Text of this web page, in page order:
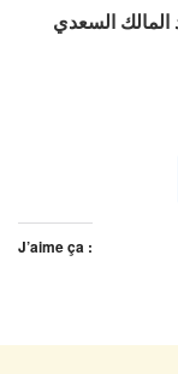
السعدي
J’aime ça :